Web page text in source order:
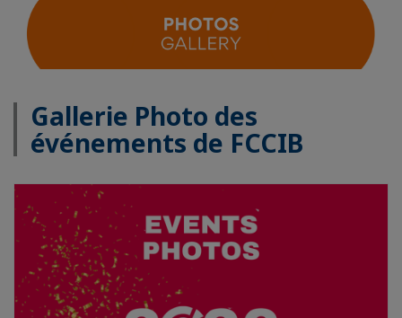
Gallerie Photo des
événements de FCCIB